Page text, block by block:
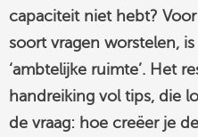
capaciteit niet hebt?
soort vragen worstelen,
‘ambtelijke ruimte’. Het
handreiking vol tips, die
de vraag: hoe creëer je